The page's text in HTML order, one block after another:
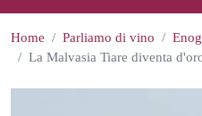
Home Parliamo di vino
La Malvasia Tiare diventa